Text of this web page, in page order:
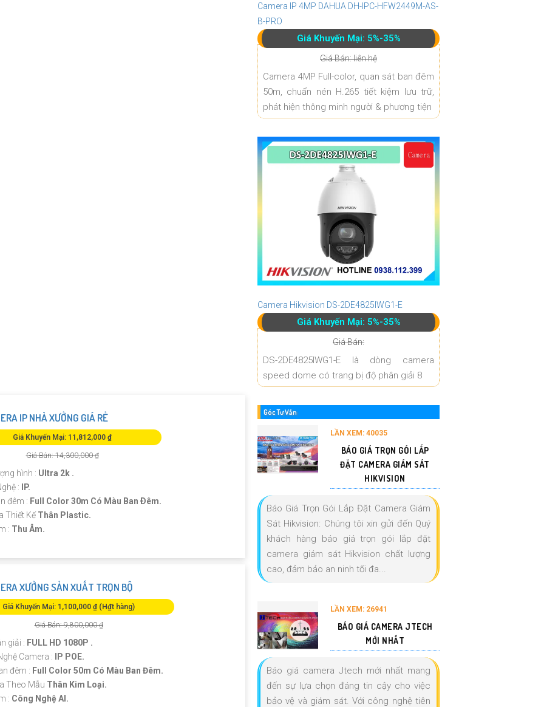
IP NHÀ XƯỞNG GIÁ RẺ
Giá Khuyến Mại: 11,812,000 ₫
Giá Bán: 14,300,000 ₫
hình : Ultra 2k .
:
IP.
đêm : Full Color 30m Có Màu Ban Ðêm.
Thiết Kế Thân Plastic.
: Thu Âm.
XƯỞNG SẢN XUẤT TRỌN BỘ
Giá Khuyến Mại: 1,100,000 ₫ (H₫t hàng)
Giá Bán: 9,800,000 ₫
giải : FULL HD 1080P .
Camera :
IP POE.
đêm : Full Color 50m Có Màu Ban Đêm.
Theo Mẫu Thân Kim Loại.
: Công Nghệ AI.
Camera IP 4MP DAHUA DH-IPC-HFW2449M-AS-
B-PRO
Giá Khuyến Mại: 5%-35%
Giá Bán: liên hệ
Camera 4MP Full-color, quan sát ban đêm
50m, chuẩn nén H.265 tiết kiệm lưu trữ,
phát hiện thông minh người & phương tiện
Camera Hikvision DS-2DE4825IWG1-E
Giá Khuyến Mại: 5%-35%
Giá Bán:
DS-2DE4825IWG1-E là dòng camera
speed dome có trang bị độ phân giải 8
Góc Tư Vấn
LẦN XEM: 40035
BÁO GIÁ TRỌN GÓI LẮP
ĐẶT CAMERA GIÁM SÁT
HIKVISION
Báo Giá Trọn Gói Lắp Đặt Camera Giám
Sát Hikvision: Chúng tôi xin gửi đến Quý
khách hàng báo giá trọn gói lắp đặt
camera giám sát Hikvision chất lượng
cao, đảm bảo an ninh tối đa...
LẦN XEM: 26941
BÁO GIÁ CAMERA JTECH
MỚI NHẤT
Báo giá camera Jtech mới nhất mang
đến sự lựa chọn đáng tin cậy cho việc
bảo vệ và giám sát. Với công nghệ tiên